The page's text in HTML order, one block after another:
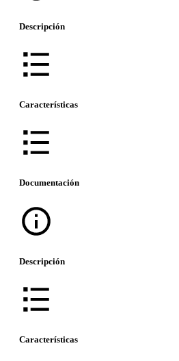
Descripción
Características
Documentación
Descripción
Características